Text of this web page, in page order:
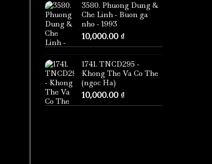
3580. Phuong Dung &
Che Linh - Buon ga
nho - 1993
10,000.00 ₫
1741. TNCD295 -
Khong The Va Co The
(ngoc Ha)
10,000.00 ₫